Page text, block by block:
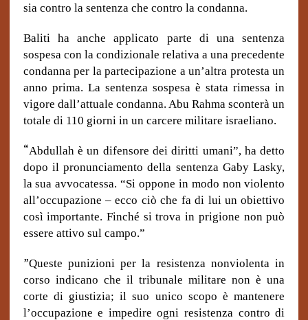
sia contro la sentenza che contro la condanna.
Baliti ha anche applicato parte di una sentenza
sospesa con la condizionale relativa a una precedente
condanna per la partecipazione a un’altra protesta un
anno prima. La sentenza sospesa è stata rimessa in
vigore dall’attuale condanna. Abu Rahma sconterà un
totale di 110 giorni in un carcere militare israeliano.
“Abdullah è un difensore dei diritti umani”, ha detto
dopo il pronunciamento della sentenza Gaby Lasky,
la sua avvocatessa. “Si oppone in modo non violento
all’occupazione – ecco ciò che fa di lui un obiettivo
così importante. Finché si trova in prigione non può
essere attivo sul campo.”
”Queste punizioni per la resistenza nonviolenta in
corso indicano che il tribunale militare non è una
corte di giustizia; il suo unico scopo è mantenere
l’occupazione e impedire ogni resistenza contro di